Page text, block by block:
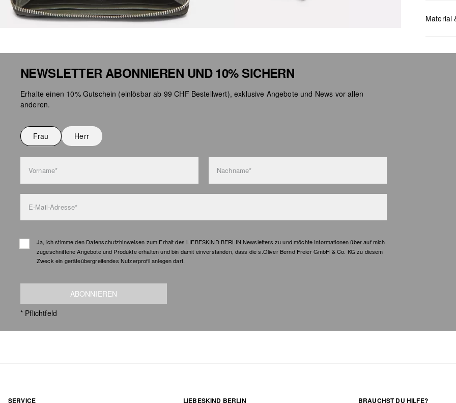
Material
NEWSLETTER ABONNIEREN UND 10% SICHERN
Erhalte einen 10% Gutschein (einlösbar ab 99 CHF Bestellwert), exklusive Angebote und News vor allen
anderen.
Frau Herr
Vorname* Nachname*
E-Mail-Adresse*
Ja, ich stimme den Datenschutzhinweisen zum Erhalt des LIEBESKIND BERLIN Newsletters zu und möchte Informationen über auf mich
zugeschnittene Angebote und Produkte erhalten und bin damit einverstanden, dass die s.Oliver Bernd Freier GmbH & Co. KG zu diesem
Zweck ein geräteübergreifendes Nutzerprofil anlegen darf.
ABONNIEREN
* Pflichtfeld
SERVICE LIEBESKIND BERLIN BRAUCHST DU HILFE?